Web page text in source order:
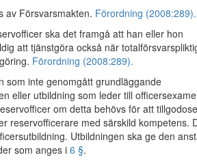
av Försvarsmakten. Förordning (2008:289).
ska det framgå att han eller hon
att tjänstgöra också när
Förordning (2008:289).
som inte genomgått grundläggande
eller utbildning som leder till
om detta behövs för att tillgodose
reservofficerare med särskild kompetens.
Utbildningen ska ge den
som anges i 6 §.